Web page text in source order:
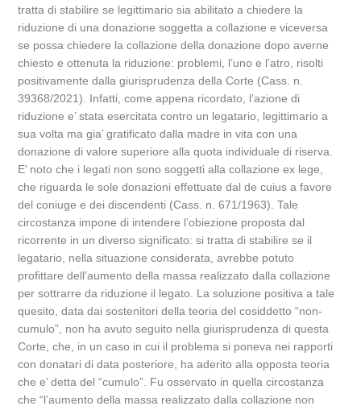
tratta di stabilire se legittimario sia abilitato a chiedere la
riduzione di una donazione soggetta a collazione e viceversa
se possa chiedere la collazione della donazione dopo averne
chiesto e ottenuta la riduzione: problemi, l’uno e l’atro, risolti
positivamente dalla giurisprudenza della Corte (Cass. n.
39368/2021). Infatti, come appena ricordato, l’azione di
riduzione e’ stata esercitata contro un legatario, legittimario a
sua volta ma gia’ gratificato dalla madre in vita con una
donazione di valore superiore alla quota individuale di riserva.
E’ noto che i legati non sono soggetti alla collazione ex lege,
che riguarda le sole donazioni effettuate dal de cuius a favore
del coniuge e dei discendenti (Cass. n. 671/1963). Tale
circostanza impone di intendere l’obiezione proposta dal
ricorrente in un diverso significato: si tratta di stabilire se il
legatario, nella situazione considerata, avrebbe potuto
profittare dell’aumento della massa realizzato dalla collazione
per sottrarre da riduzione il legato. La soluzione positiva a tale
quesito, data dai sostenitori della teoria del cosiddetto “non-
cumulo”, non ha avuto seguito nella giurisprudenza di questa
Corte, che, in un caso in cui il problema si poneva nei rapporti
con donatari di data posteriore, ha aderito alla opposta teoria
che e’ detta del “cumulo”. Fu osservato in quella circostanza
che “l’aumento della massa realizzato dalla collazione non